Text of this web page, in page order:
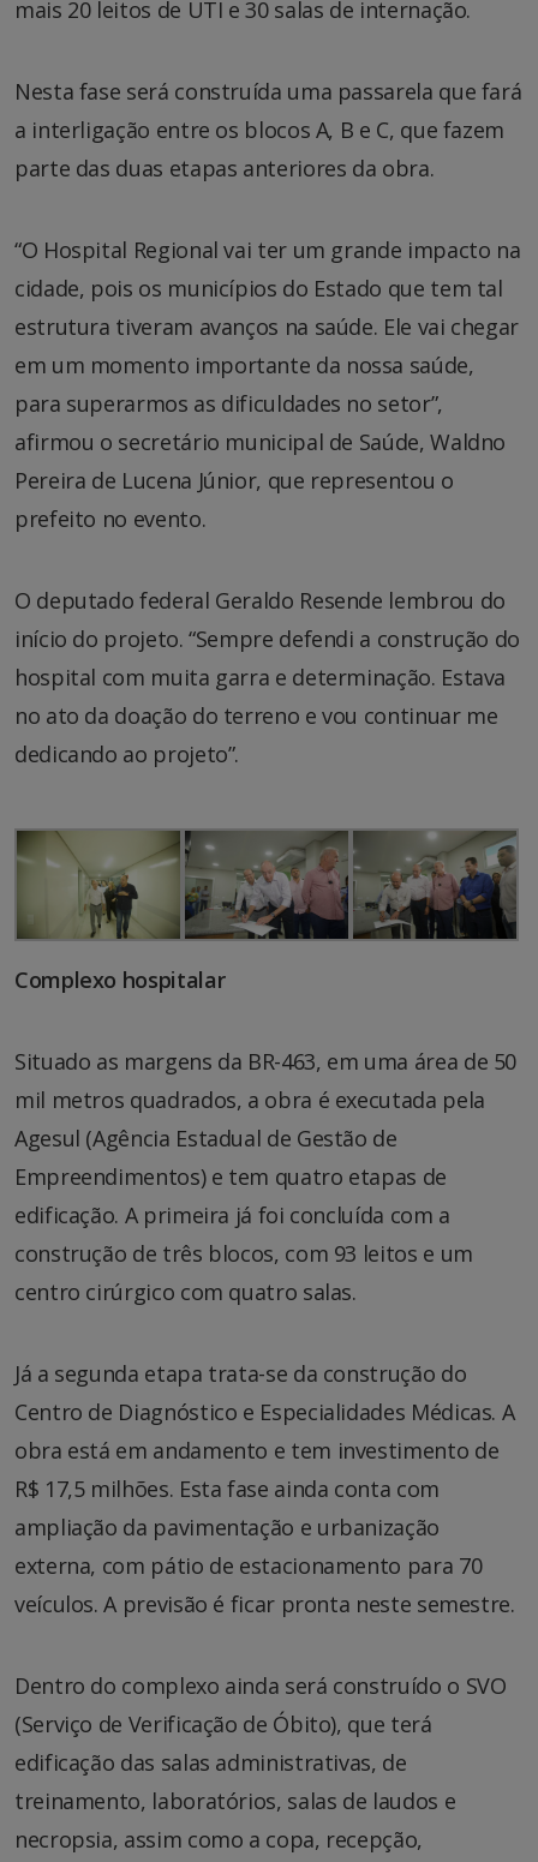
mais 20 leitos de UTI e 30 salas de internação.
Nesta fase será construída uma passarela que fará
a interligação entre os blocos A, B e C, que fazem
parte das duas etapas anteriores da obra.
“O Hospital Regional vai ter um grande impacto na
cidade, pois os municípios do Estado que tem tal
estrutura tiveram avanços na saúde. Ele vai chegar
em um momento importante da nossa saúde,
para superarmos as dificuldades no setor”,
afirmou o secretário municipal de Saúde, Waldno
Pereira de Lucena Júnior, que representou o
prefeito no evento.
O deputado federal Geraldo Resende lembrou do
início do projeto. “Sempre defendi a construção do
hospital com muita garra e determinação. Estava
no ato da doação do terreno e vou continuar me
dedicando ao projeto”.
Complexo hospitalar
Situado as margens da BR-463, em uma área de 50
mil metros quadrados, a obra é executada pela
Agesul (Agência Estadual de Gestão de
Empreendimentos) e tem quatro etapas de
edificação. A primeira já foi concluída com a
construção de três blocos, com 93 leitos e um
centro cirúrgico com quatro salas.
Já a segunda etapa trata-se da construção do
Centro de Diagnóstico e Especialidades Médicas. A
obra está em andamento e tem investimento de
R$ 17,5 milhões. Esta fase ainda conta com
ampliação da pavimentação e urbanização
externa, com pátio de estacionamento para 70
veículos. A previsão é ficar pronta neste semestre.
Dentro do complexo ainda será construído o SVO
(Serviço de Verificação de Óbito), que terá
edificação das salas administrativas, de
treinamento, laboratórios, salas de laudos e
necropsia, assim como a copa, recepção,